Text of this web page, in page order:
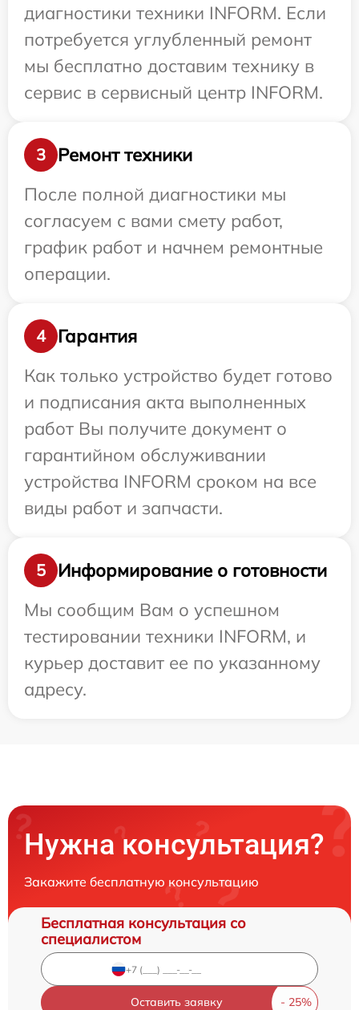
диагностики техники INFORM. Если
потребуется углубленный ремонт
мы бесплатно доставим технику в
сервис в сервисный центр INFORM.
3
Ремонт техники
После полной диагностики мы
согласуем с вами смету работ,
график работ и начнем ремонтные
операции.
4
Гарантия
Как только устройство будет готово
и подписания акта выполненных
работ Вы получите документ о
гарантийном обслуживании
устройства INFORM сроком на все
виды работ и запчасти.
5
Информирование о готовности
Мы сообщим Вам о успешном
тестировании техники INFORM, и
курьер доставит ее по указанному
адресу.
Нужна консультация?
Закажите бесплатную консультацию
Бесплатная консультация со
специалистом
Оставить заявку